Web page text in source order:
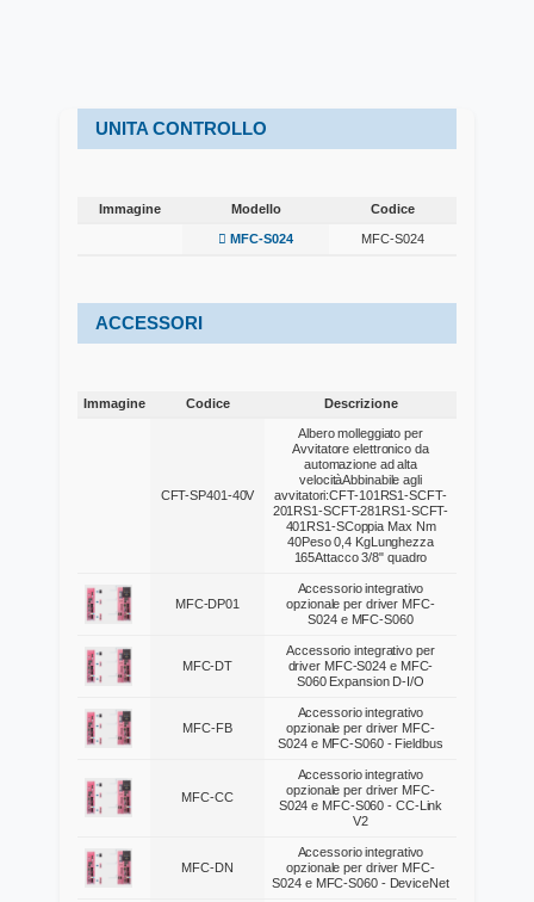
UNITA CONTROLLO
Immagine Modello
Codice
MFC-S024 MFC-S024
ACCESSORI
Immagine Codice
Descrizione
CFT-SP401-40V
Albero molleggiato per
Avvitatore elettronico da
automazione ad alta
velocitàAbbinabile agli
avvitatori:CFT-101RS1-SCFT-
201RS1-SCFT-281RS1-SCFT-
401RS1-SCoppia Max Nm
40Peso 0,4 KgLunghezza
165Attacco 3/8" quadro
MFC-DP01
Accessorio integrativo
opzionale per driver MFC-
S024 e MFC-S060
MFC-DT
Accessorio integrativo per
driver MFC-S024 e MFC-
S060 Expansion D-I/O
MFC-FB
Accessorio integrativo
opzionale per driver MFC-
S024 e MFC-S060 - Fieldbus
MFC-CC
Accessorio integrativo
opzionale per driver MFC-
S024 e MFC-S060 - CC-Link
V2
MFC-DN
Accessorio integrativo
opzionale per driver MFC-
S024 e MFC-S060 - DeviceNet